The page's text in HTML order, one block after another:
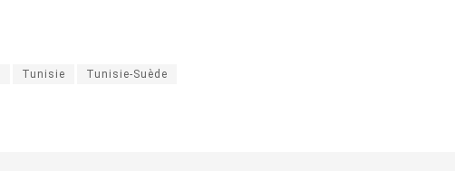
Tunisie Tunisie-Suède